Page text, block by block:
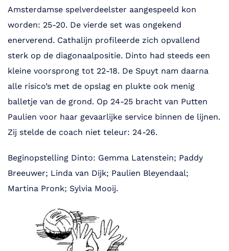
Amsterdamse spelverdeelster aangespeeld kon
worden: 25-20. De vierde set was ongekend
enerverend. Cathalijn profileerde zich opvallend
sterk op de diagonaalpositie. Dinto had steeds een
kleine voorsprong tot 22-18. De Spuyt nam daarna
alle risico’s met de opslag en plukte ook menig
balletje van de grond. Op 24-25 bracht van Putten
Paulien voor haar gevaarlijke service binnen de lijnen.
Zij stelde de coach niet teleur: 24-26.
Beginopstelling Dinto: Gemma Latenstein; Paddy
Breeuwer; Linda van Dijk; Paulien Bleyendaal;
Martina Pronk; Sylvia Mooij.